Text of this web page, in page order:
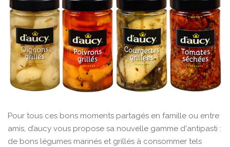
Pour tous ces bons moments partagés en famille ou entre
amis, d’aucy vous propose sa nouvelle gamme d'antipasti :
de bons légumes marinés et grillés à consommer tels